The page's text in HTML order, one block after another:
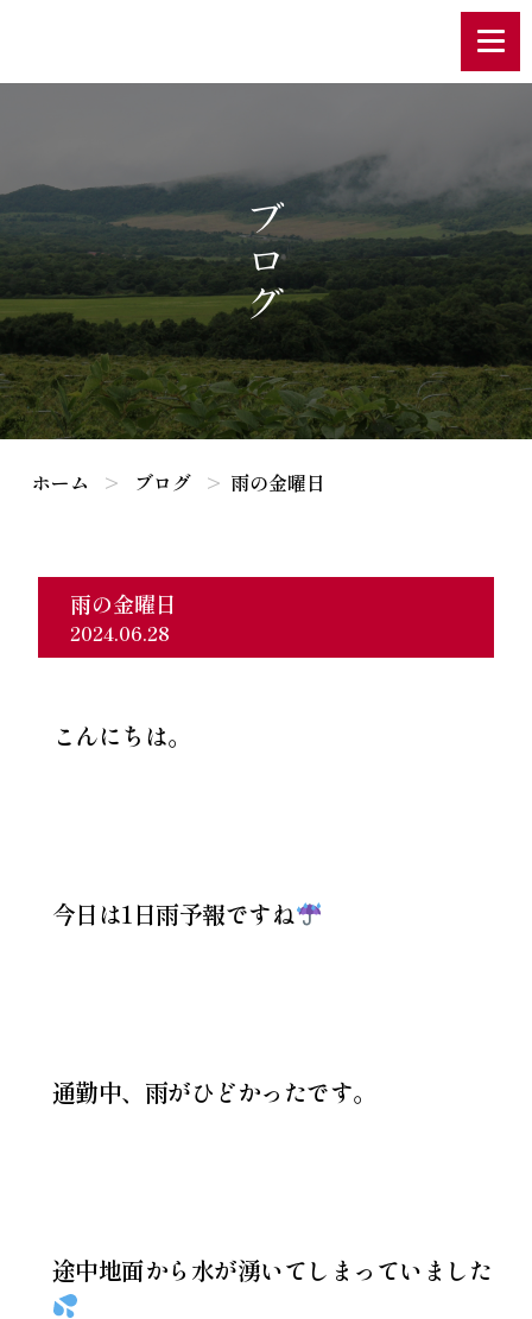
ブログ
ホーム ブログ 雨の金曜日
雨の金曜日
2024.06.28
こんにちは。
今日は1日雨予報ですね
通勤中、雨がひどかったです。
途中地面から水が湧いてしまっていました